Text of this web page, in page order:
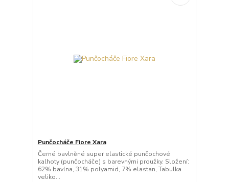
Punčocháče Fiore Xara
Černé bavlněné super elastické punčochové
kalhoty (punčocháče) s barevnými proužky. Složení:
62% bavlna, 31% polyamid, 7% elastan, Tabulka
veliko...